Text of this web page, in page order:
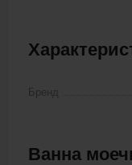
Бренд
Ванна